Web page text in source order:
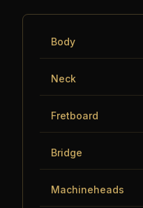
Body
Neck
Fretboard
Bridge
Machineheads